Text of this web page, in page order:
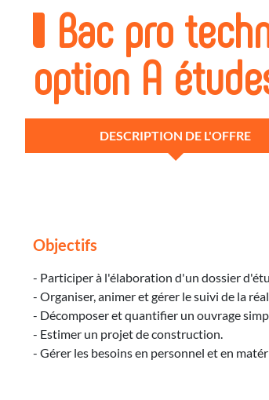
Bac pro
option A
DESCRIPTION DE L'OFFRE
Objectifs
- Participer à l'élaboration d'un dossier
- Organiser, animer et gérer le suivi de la
- Décomposer et quantifier un ouvrage
- Estimer un projet de construction.
- Gérer les besoins en personnel et en